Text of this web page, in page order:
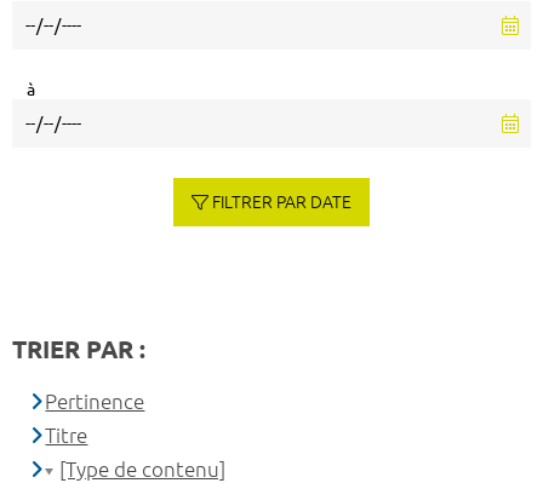
à
FILTRER PAR DATE
TRIER PAR :
Pertinence
Titre
[Type de contenu]